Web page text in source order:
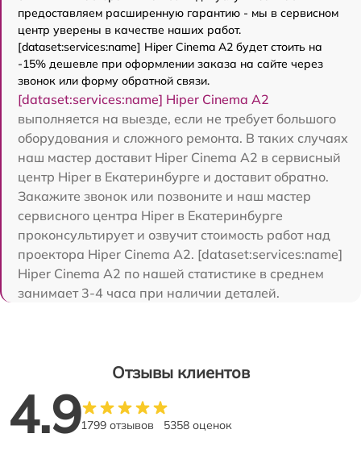
предоставляем расширенную гарантию - мы в сервисном
центр уверены в качестве наших работ.
[dataset:services:name] Hiper Cinema A2 будет стоить на
-15% дешевле при оформлении заказа на сайте через
звонок или форму обратной связи.
[dataset:services:name] Hiper Cinema A2
выполняется на выезде, если не требует большого
оборудования и сложного ремонта. В таких случаях
наш мастер доставит Hiper Cinema A2 в сервисный
центр Hiper в Екатеринбурге и доставит обратно.
Закажите звонок или позвоните и наш мастер
сервисного центра Hiper в Екатеринбурге
проконсультирует и озвучит стоимость работ над
проектора Hiper Cinema A2. [dataset:services:name]
Hiper Cinema A2 по нашей статистике в среднем
занимает 3-4 часа при наличии деталей.
Отзывы клиентов
4.91799 отзывов 5358 оценок